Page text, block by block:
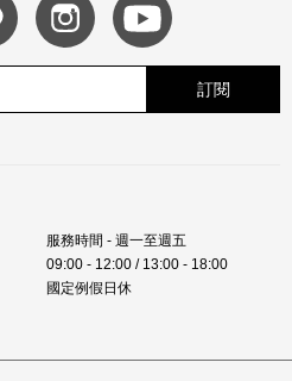
訂閱
服務時間 - 週一至週五
09:00 - 12:00 / 13:00 - 18:00
國定例假日休